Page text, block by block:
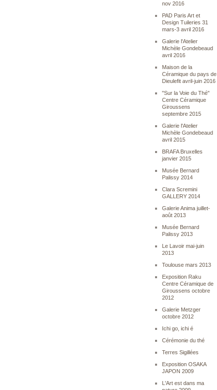
nov 2016
PAD Paris Art et
Design Tuileries 31
mars-3 avril 2016
Galerie l'Atelier
Michèle Gondebeaud
avril 2016
Maison de la
Céramique du pays de
Dieulefit avril-juin 2016
"Sur la Voie du Thé"
Centre Céramique
Giroussens
septembre 2015
Galerie l'Atelier
Michèle Gondebeaud
avril 2015
BRAFA Bruxelles
janvier 2015
Musée Bernard
Palissy 2014
Clara Scremini
GALLERY 2014
Galerie Anima juillet-
août 2013
Musée Bernard
Palissy 2013
Le Lavoir mai-juin
2013
Toulouse mars 2013
Exposition Raku
Centre Céramique de
Giroussens octobre
2012
Galerie Metzger
octobre 2012
Ichi go, ichi é
Cérémonie du thé
Terres Sigillées
Exposition OSAKA
JAPON 2009
L'Art est dans ma